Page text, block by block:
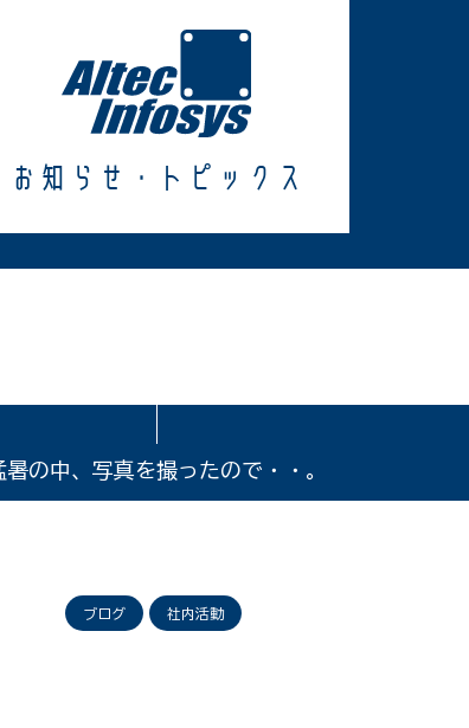
お知らせ・トピックス
暑の中、写真を撮ったので・・。
ブログ 社内活動